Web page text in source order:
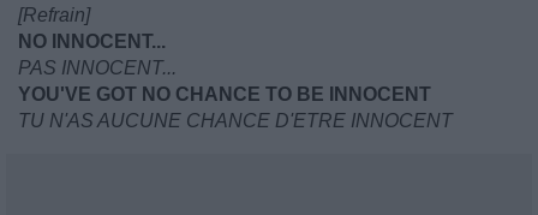
[Refrain]
NO INNOCENT...
PAS INNOCENT...
YOU'VE GOT NO CHANCE TO BE INNOCENT
TU N'AS AUCUNE CHANCE D'ETRE INNOCENT